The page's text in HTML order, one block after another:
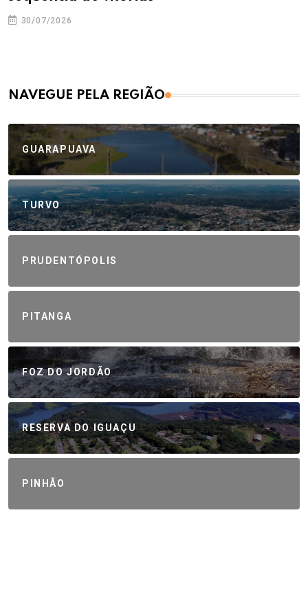
30/07/2026
NAVEGUE PELA REGIÃO
GUARAPUAVA
TURVO
PRUDENTÓPOLIS
PITANGA
FOZ DO JORDÃO
RESERVA DO IGUAÇU
PINHÃO